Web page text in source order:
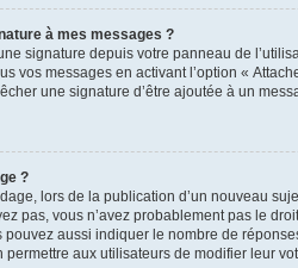
à mes messages ?
signature depuis votre panneau de
vos messages en activant l’option «
une signature d’être ajoutée à un
?
lors de la publication d’un nouveau
pas, vous n’avez probablement pas le
aussi indiquer le nombre de
aux utilisateurs de modifier leur